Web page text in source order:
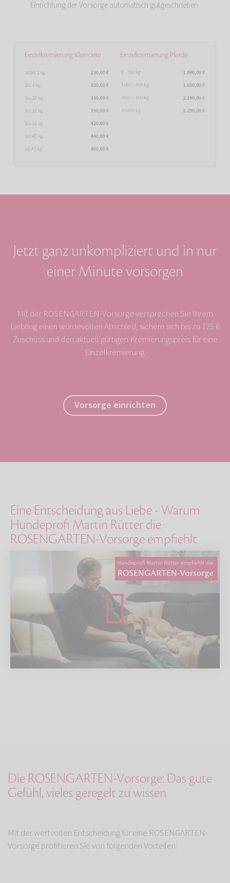
Einrichtung der Vorsorge automatisch gutgeschrieben.
Jetzt ganz unkompliziert und in nur
einer Minute vorsorgen
Mit der ROSENGARTEN-Vorsorge versprechen Sie Ihrem
Liebling einen würdevollen Abschied, sichern sich bis zu 125 €
Zuschuss und den aktuell gültigen Kremierungspreis für eine
Einzelkremierung.
Vorsorge einrichten
Eine Entscheidung aus Liebe - Warum
Hundeprofi Martin Rütter die
ROSENGARTEN-Vorsorge empfiehlt
Die ROSENGARTEN-Vorsorge: Das gute
Gefühl, vieles geregelt zu wissen
Mit der wertvollen Entscheidung für eine ROSENGARTEN-
Vorsorge profitieren Sie von folgenden Vorteilen: